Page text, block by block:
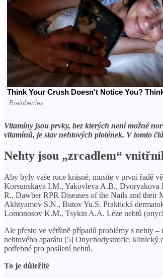
Vitamíny jsou prvky, bez kterých není možné
vitamínů, je stav nehtových plotének. V tomto
Nehty jsou „zrcadlem“
Aby byly vaše ruce krásné, musíte v první řadě
Korsunskaya I.M., Yakovleva A.B., Dvoryakova
R., Dawber RPR Diseases of the Nails and
Akhtyamov S.N., Butov Yu.S. Praktická
Lomonosov K.M., Tsykin A.A. Léze nehtů
Ale přesto ve většině případů problémy s nehty
nehtového aparátu [5] Onychodystrofie: klinický
potřebné pro posílení nehtů.
To je důležité